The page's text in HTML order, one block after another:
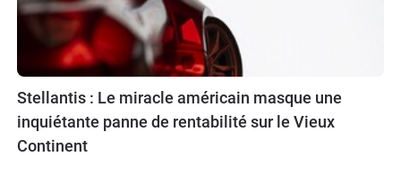
Stellantis : Le miracle américain masque une
inquiétante panne de rentabilité sur le Vieux
Continent